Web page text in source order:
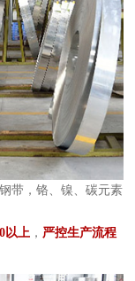
带，铬、镍、碳元素
以上 ， 严控生产流程